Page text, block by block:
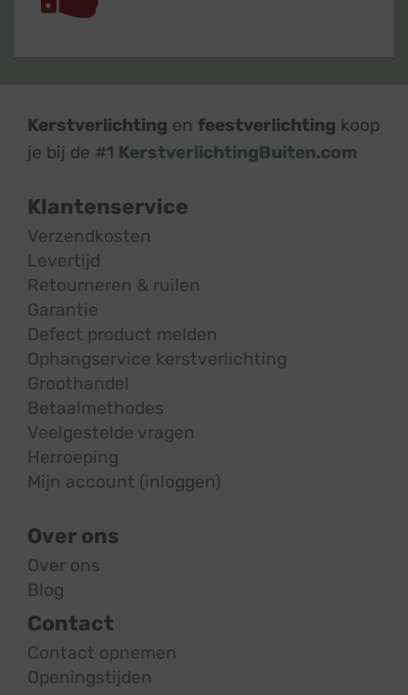
Kerstverlichting en feestverlichting koop
je bij de #1 KerstverlichtingBuiten.com
Klantenservice
Verzendkosten
Levertijd
Retourneren & ruilen
Garantie
Defect product melden
Ophangservice kerstverlichting
Groothandel
Betaalmethodes
Veelgestelde vragen
Herroeping
Mijn account (inloggen)
Over ons
Over ons
Blog
Contact
Contact opnemen
Openingstijden